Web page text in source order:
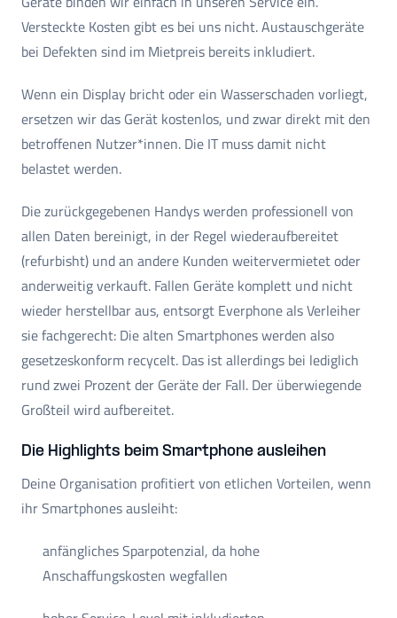
Versteckte Kosten gibt es bei uns nicht. Austauschgeräte
bei Defekten sind im Mietpreis bereits inkludiert.
Wenn ein Display bricht oder ein Wasserschaden vorliegt,
ersetzen wir das Gerät kostenlos, und zwar direkt mit den
betroffenen Nutzer*innen. Die IT muss damit nicht
belastet werden.
Die zurückgegebenen Handys werden professionell von
allen Daten bereinigt, in der Regel wiederaufbereitet
(refurbisht) und an andere Kunden weitervermietet oder
anderweitig verkauft. Fallen Geräte komplett und nicht
wieder herstellbar aus, entsorgt Everphone als Verleiher
sie fachgerecht: Die alten Smartphones werden also
gesetzeskonform recycelt. Das ist allerdings bei lediglich
rund zwei Prozent der Geräte der Fall. Der überwiegende
Großteil wird aufbereitet.
Die Highlights beim Smartphone ausleihen
Deine Organisation profitiert von etlichen Vorteilen, wenn
ihr Smartphones ausleiht:
anfängliches Sparpotenzial, da hohe
Anschaffungskosten wegfallen